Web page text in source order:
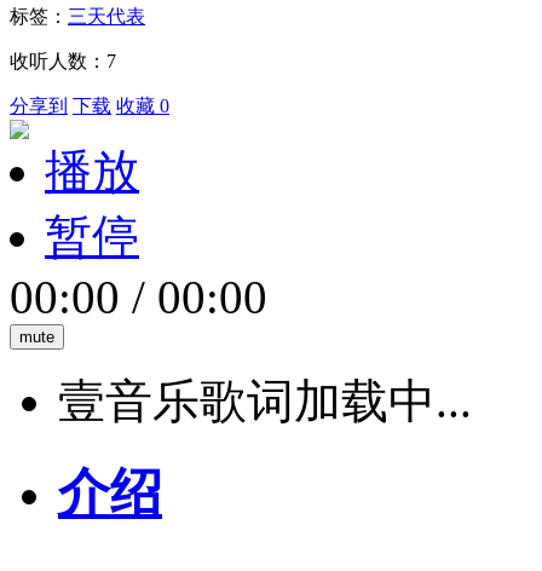
标签： 三天代表
收听人数：7
分享到 下载 收藏 0
播放
暂停
00:00 / 00:00
mute
壹音乐歌词加载中...
介绍